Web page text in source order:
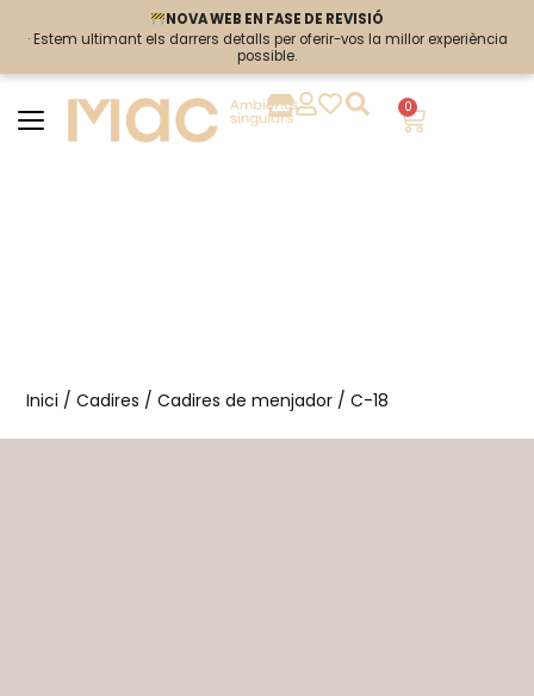
NOVA WEB EN FASE DE REVISIÓ
· Estem ultimant els darrers detalls per oferir-vos la millor experiència
possible.
NOVA WEB EN FASE DE REVISIÓ
· Estem ultimant els darrers detalls per oferir-vos la millor experiència
possible.
0
Inici /Cadires /Cadires de menjador / C-18